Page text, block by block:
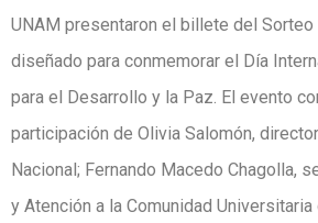
UNAM presentaron el billete del Sorteo
diseñado para conmemorar el Día
para el Desarrollo y la Paz. El evento
participación de Olivia Salomón,
Nacional; Fernando Macedo Chagolla,
y Atención a la Comunidad Universitaria